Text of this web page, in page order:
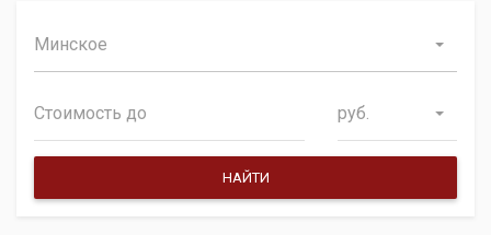
Минское
руб.